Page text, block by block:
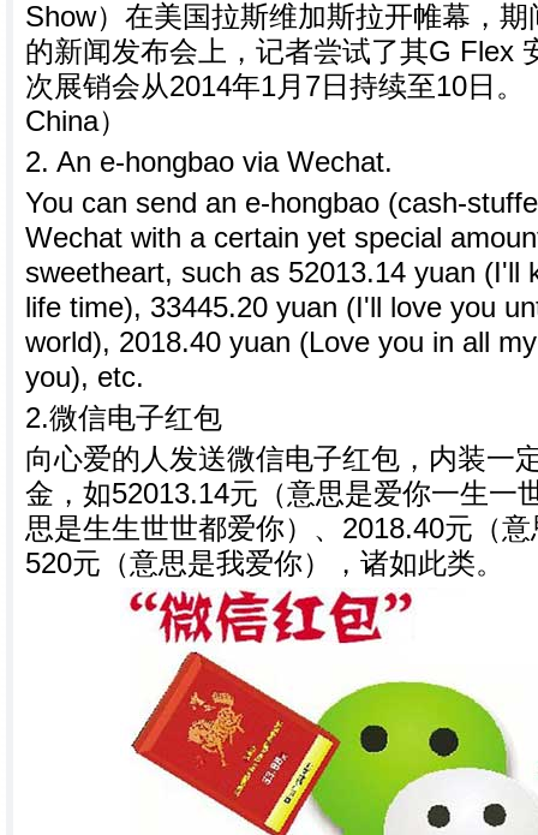
Show）在美国拉斯维加斯拉开帷幕，
的新闻发布会上，记者尝试了其G Flex
次展销会从2014年1月7日持续至10日。
China）
2. An e-hongbao via Wechat.
You can send an e-hongbao (cash-
Wechat with a certain yet special
sweetheart, such as 52013.14 yuan (I'll
life time), 33445.20 yuan (I'll love you
world), 2018.40 yuan (Love you in all
you), etc.
2.微信电子红包
向心爱的人发送微信电子红包，内装一
金，如52013.14元（意思是爱你一生一
思是生生世世都爱你）、2018.40元（
520元（意思是我爱你），诸如此类。